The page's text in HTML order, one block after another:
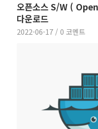
오픈소스 S/W (
다운로드
2022-06-17 / 0 코멘트